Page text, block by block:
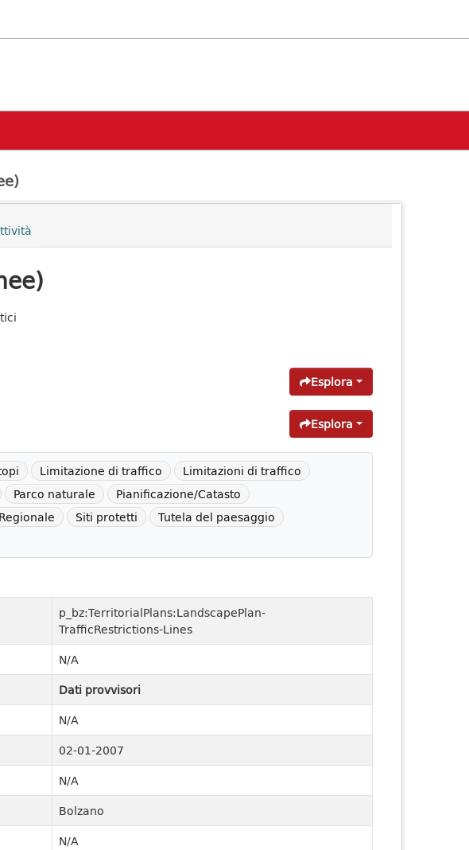
Esplora
Esplora
Limitazione di traffico
Limitazioni di traffico
Parco naturale
Pianificazione/Catasto
Regionale Siti protetti
Tutela del paesaggio
p_bz:TerritorialPlans:LandscapePlan-
TrafficRestrictions-Lines
N/A
Dati provvisori
N/A
02-01-2007
N/A
Bolzano
N/A